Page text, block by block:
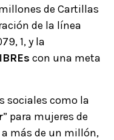
de Cartillas
de la línea
1, y la
con una meta
sociales como la
” para mujeres de
a más de un millón,